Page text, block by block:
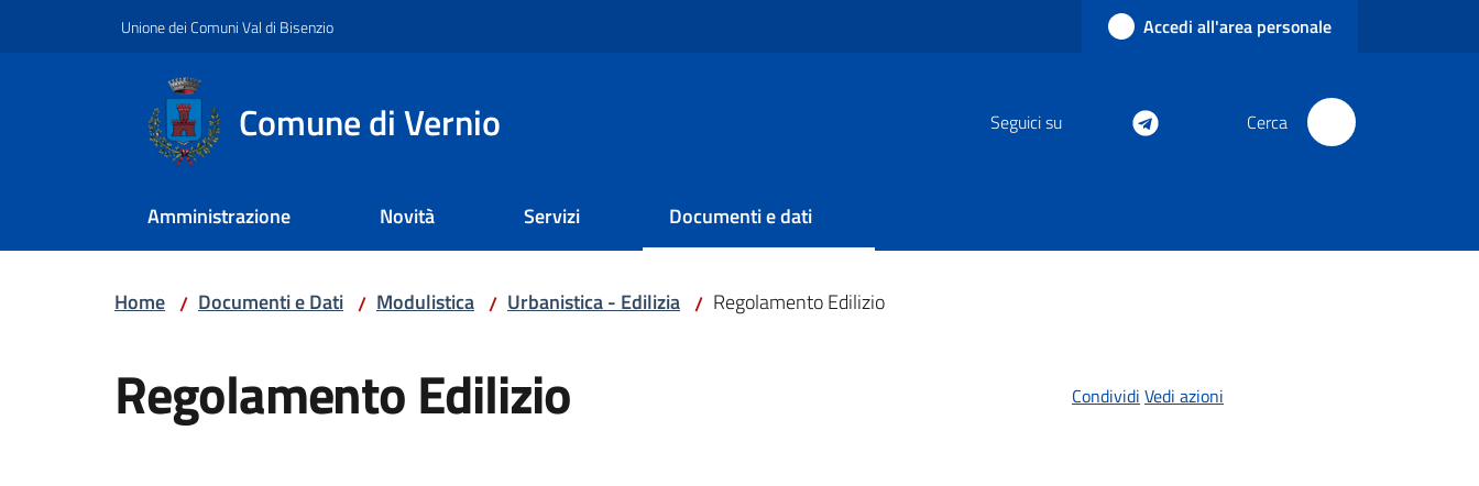
Unione dei Comuni Val di Bisenzio Accedi all'area personale
Comune di Vernio Seguici su Cerca
Amministrazione Novità Servizi Documenti e dati
Home / Documenti e Dati / Modulistica / Urbanistica - Edilizia / Regolamento Edilizio
Regolamento Edilizio Condividi Vedi azioni